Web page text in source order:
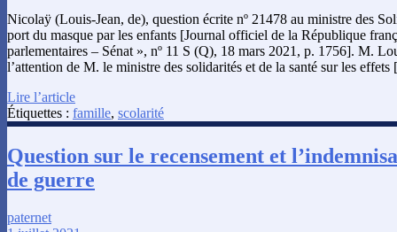
Nicolaÿ (Louis-Jean, de), question écrite nº 21478 au ministre des
port du masque par les enfants [Journal officiel de la République
parlementaires – Sénat », nº 11 S (Q), 18 mars 2021, p. 1756]. M.
l’attention de M. le ministre des solidarités et de la santé sur les
Lire l’article
Étiquettes : famille, scolarité
Question sur le recensement et
de guerre
paternet